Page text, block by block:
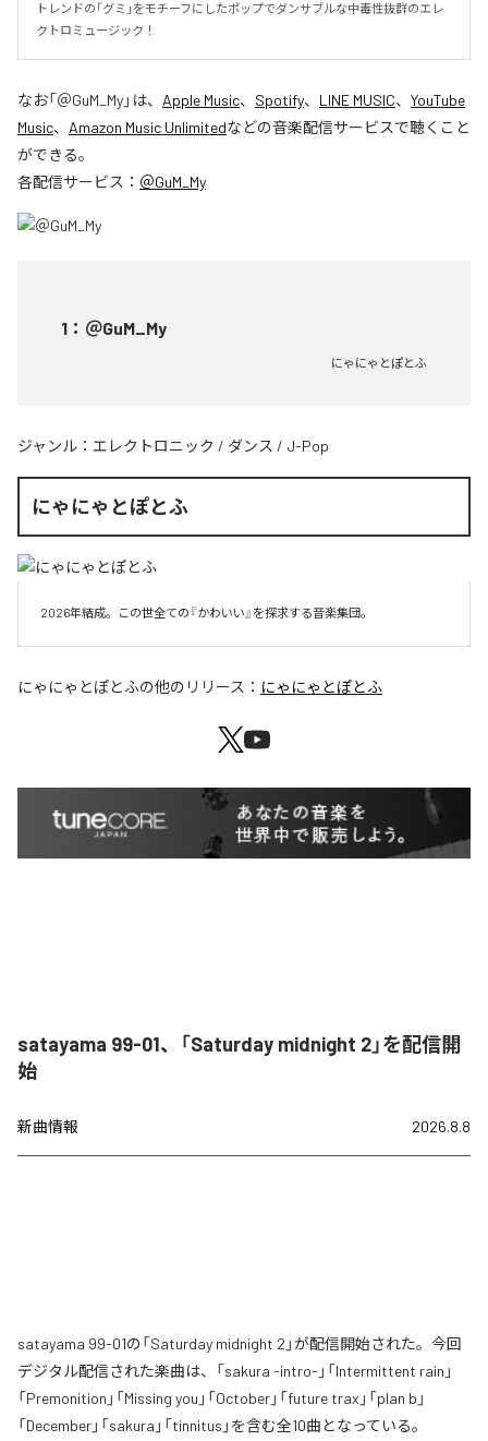
トレンドの「グミ」をモチーフにしたポップでダンサブルな中毒性抜群のエレ
クトロミュージック！
なお「＠GuM_My」は、 Apple Music、 Spotify、 LINE MUSIC、 YouTube
Music、 Amazon Music Unlimitedなどの音楽配信サービスで聴くこと
ができる。
各配信サービス： ＠GuM_My
1 ： ＠GuM_My
にゃにゃとぽとふ
ジャンル： エレクトロニック / ダンス / J-Pop
にゃにゃとぽとふ
2026年結成。この世全ての『かわいい』を探求する音楽集団。
にゃにゃとぽとふの他のリリース： にゃにゃとぽとふ
satayama 99-01、「Saturday midnight 2」を配信開
始
新曲情報 2026.8.8
satayama 99-01の「Saturday midnight 2」が配信開始された。今回
デジタル配信された楽曲は、「sakura -intro-」「Intermittent rain」
「Premonition」「Missing you」「October」「future trax」「plan b」
「December」「sakura」「tinnitus」を含む全10曲となっている。